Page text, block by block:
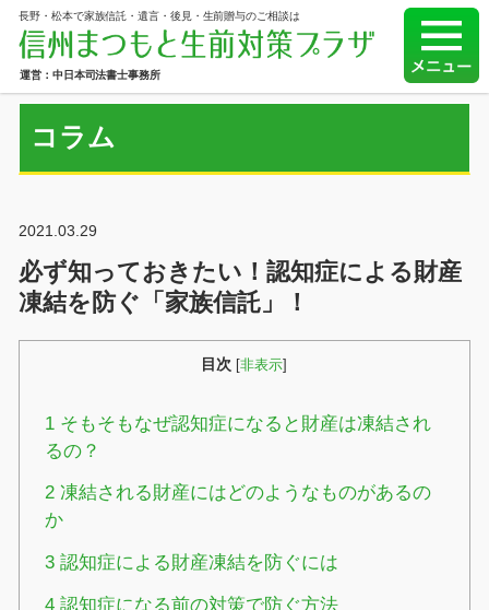
長野・松本で家族信託・遺言・後見・生前贈与のご相談は
運営：中日本司法書士事務所
コラム
2021.03.29
必ず知っておきたい！認知症による財産
凍結を防ぐ「家族信託」！
目次 [非表示
1 そもそもなぜ認知症になると財産は凍結され
るの？
2 凍結される財産にはどのようなものがあるの
か
3 認知症による財産凍結を防ぐには
4 認知症になる前の対策で防ぐ方法